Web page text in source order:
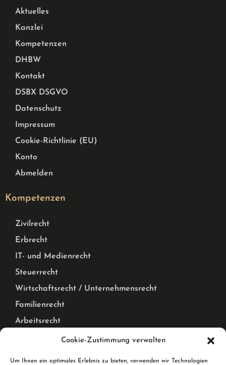
Cookie-Zustimmung verwalten
Um Ihnen ein optimales Erlebnis zu bieten, verwenden wir Technologien
Aktuelles
Kanzlei
Kompetenzen
DHBW
Kontakt
DSBX DSGVO
Datenschutz
Impressum
Cookie-Richtlinie (EU)
Konto
Abmelden
Kompetenzen
Zivilrecht
Erbrecht
IT- und Medienrecht
Steuerrecht
Wirtschaftsrecht / Unternehmensrecht
Familienrecht
Arbeitsrecht
Mietrecht Privat und Gewerblich, WEG Recht